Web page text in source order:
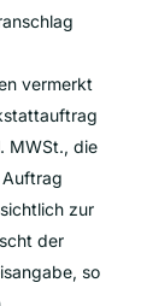
vermerkt
MWSt., die
zur
der
so